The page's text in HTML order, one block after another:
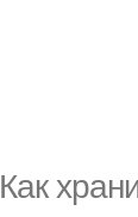
Как